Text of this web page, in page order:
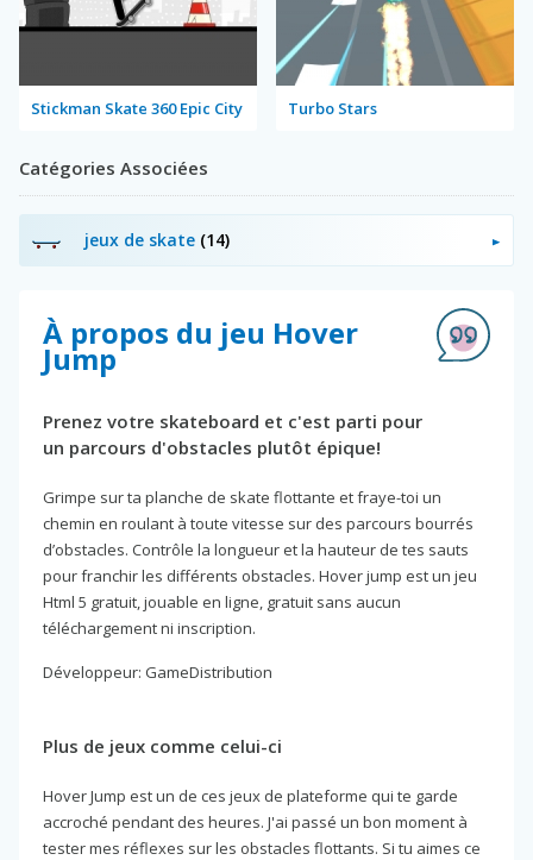
Stickman Skate 360 Epic City Turbo Stars
Catégories Associées
jeux de skate (14)
À propos du jeu Hover
Jump
Prenez votre skateboard et c'est parti pour
un parcours d'obstacles plutôt épique!
Grimpe sur ta planche de skate flottante et fraye-toi un
chemin en roulant à toute vitesse sur des parcours bourrés
d’obstacles. Contrôle la longueur et la hauteur de tes sauts
pour franchir les différents obstacles. Hover jump est un jeu
Html 5 gratuit, jouable en ligne, gratuit sans aucun
téléchargement ni inscription.
Développeur: GameDistribution
Plus de jeux comme celui-ci
Hover Jump est un de ces jeux de plateforme qui te garde
accroché pendant des heures. J'ai passé un bon moment à
tester mes réflexes sur les obstacles flottants. Si tu aimes ce